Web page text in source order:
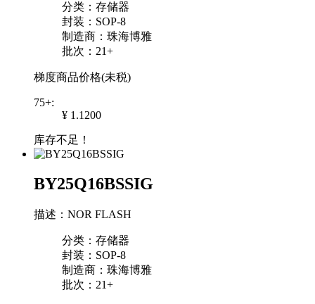
分类：存储器
封装：SOP-8
制造商：珠海博雅
批次：21+
梯度商品价格(未税)
75+:
¥ 1.1200
库存不足！
BY25Q16BSSIG
描述：NOR FLASH
分类：存储器
封装：SOP-8
制造商：珠海博雅
批次：21+